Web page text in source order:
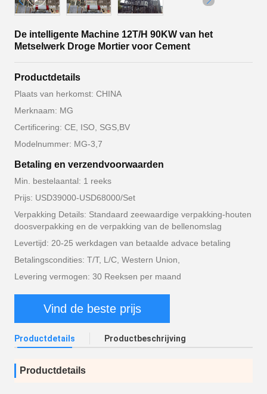
De intelligente Machine 12T/H 90KW van het
Metselwerk Droge Mortier voor Cement
Productdetails
Plaats van herkomst: CHINA
Merknaam: MG
Certificering: CE, ISO, SGS,BV
Modelnummer: MG-3,7
Betaling en verzendvoorwaarden
Min. bestelaantal: 1 reeks
Prijs: USD39000-USD68000/Set
Verpakking Details: Standaard zeewaardige verpakking-houten
doosverpakking en de verpakking van de bellenomslag
Levertijd: 20-25 werkdagen van betaalde advace betaling
Betalingscondities: T/T, L/C, Western Union,
Levering vermogen: 30 Reeksen per maand
Vind de beste prijs
Productdetails Productbeschrijving
Productdetails